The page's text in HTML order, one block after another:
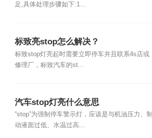
足,具体处理步骤如下:1...
标致亮stop怎么解决？
标致stop灯亮起时需要立即停车并且联系4s店或
修理厂，标致汽车的st...
汽车stop灯亮什么意思
“stop”为强制停车警示灯，应该是与机油压力、制
动液面过低、水温过高...